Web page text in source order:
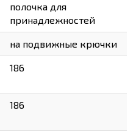
полочка для
принадлежностей
на подвижные крючки
186
186